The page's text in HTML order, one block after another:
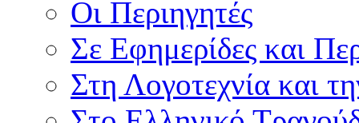
Οι Περιηγητές
Σε Εφημερίδες και
Στη Λογοτεχνία και